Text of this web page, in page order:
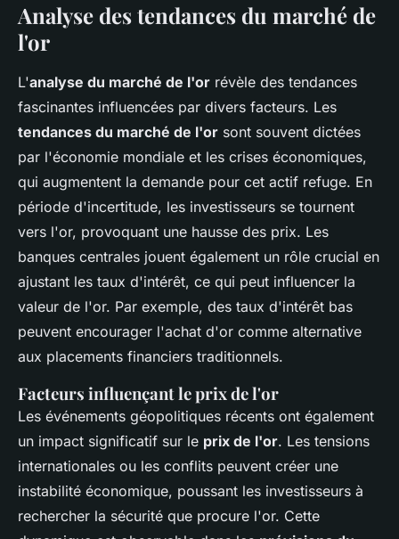
Analyse des tendances du marché de
l'or
L'analyse du marché de l'or révèle des tendances
fascinantes influencées par divers facteurs. Les
tendances du marché de l'or sont souvent dictées
par l'économie mondiale et les crises économiques,
qui augmentent la demande pour cet actif refuge. En
période d'incertitude, les investisseurs se tournent
vers l'or, provoquant une hausse des prix. Les
banques centrales jouent également un rôle crucial en
ajustant les taux d'intérêt, ce qui peut influencer la
valeur de l'or. Par exemple, des taux d'intérêt bas
peuvent encourager l'achat d'or comme alternative
aux placements financiers traditionnels.
Facteurs influençant le prix de l'or
Les événements géopolitiques récents ont également
un impact significatif sur le prix de l'or. Les tensions
internationales ou les conflits peuvent créer une
instabilité économique, poussant les investisseurs à
rechercher la sécurité que procure l'or. Cette